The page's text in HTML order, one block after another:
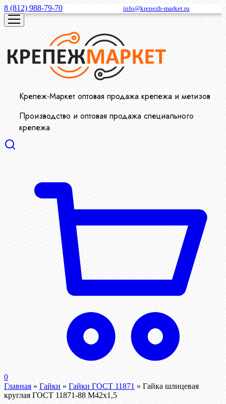
8 (812) 988-79-70 info@krepezh-market.ru
Крепеж-Маркет оптовая продажа крепежа и метизов
Производство и оптовая продажа специального
крепежа
0
Главная » Гайки » Гайки ГОСТ 11871 » Гайка шлицевая
круглая ГОСТ 11871-88 М42х1,5